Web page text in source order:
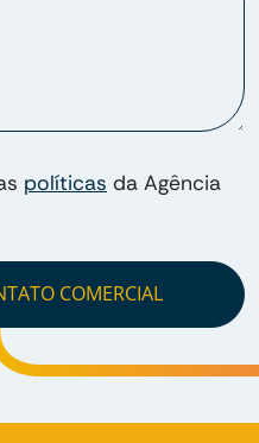
políticas da Agência
COMERCIAL